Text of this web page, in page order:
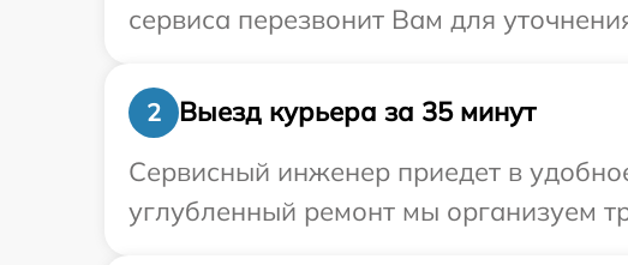
сервиса перезвонит Вам для
2
Выезд курьера за 35 минут
Сервисный инженер приедет в
углубленный ремонт мы организуем